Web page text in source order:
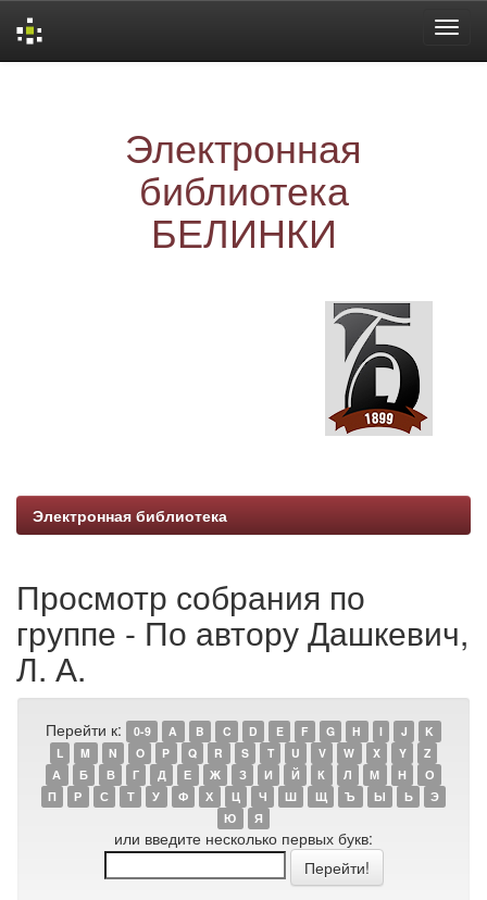
Электронная
библиотека
БЕЛИНКИ
Электронная библиотека
Просмотр собрания по
группе - По автору Дашкевич,
Л. А.
Перейти к: 0-9 A B C D E F G H I J
K
L
M N O P Q R S T U V W X Y
Z
А
Б В Г Д Е Ж З И Й К Л М Н
О
П
Р С Т У Ф Х Ц Ч Ш Щ Ъ Ы Ь
Э
Ю
Я
или введите несколько первых букв: